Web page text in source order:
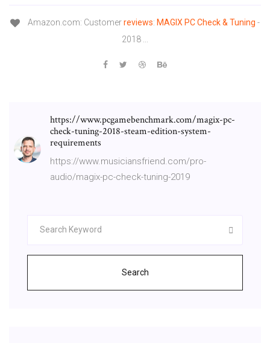
Amazon.com: Customerreviews: MAGIX PCCheck&Tuning -
2018 ...
https://www.pcgamebenchmark.com/magix-pc-
check-tuning-2018-steam-edition-system-
requirements
https://www.musiciansfriend.com/pro-
audio/magix-pc-check-tuning-2019
Search